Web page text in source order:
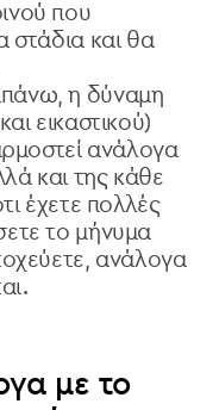
που
στάδια και θα
η δύναμη
εικαστικού)
ανάλογα
και της κάθε
έχετε πολλές
το μήνυμα
ανάλογα
με το